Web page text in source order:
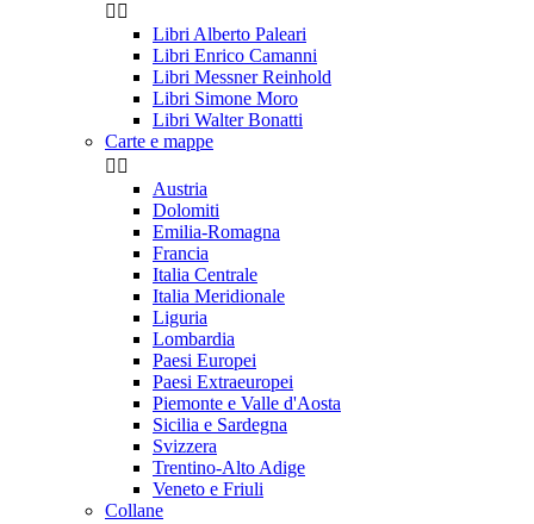
 
Libri Alberto Paleari
Libri Enrico Camanni
Libri Messner Reinhold
Libri Simone Moro
Libri Walter Bonatti
Carte e mappe
 
Austria
Dolomiti
Emilia-Romagna
Francia
Italia Centrale
Italia Meridionale
Liguria
Lombardia
Paesi Europei
Paesi Extraeuropei
Piemonte e Valle d'Aosta
Sicilia e Sardegna
Svizzera
Trentino-Alto Adige
Veneto e Friuli
Collane